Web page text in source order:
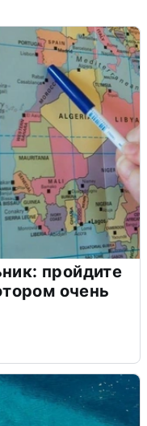
пройдите
очень